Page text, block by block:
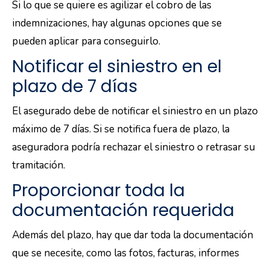
Si lo que se quiere es agilizar el cobro de las
indemnizaciones, hay algunas opciones que se
pueden aplicar para conseguirlo.
Notificar el siniestro en el
plazo de 7 días
El asegurado debe de notificar el siniestro en un plazo
máximo de 7 días. Si se notifica fuera de plazo, la
aseguradora podría rechazar el siniestro o retrasar su
tramitación.
Proporcionar toda la
documentación requerida
Además del plazo, hay que dar toda la documentación
que se necesite, como las fotos, facturas, informes